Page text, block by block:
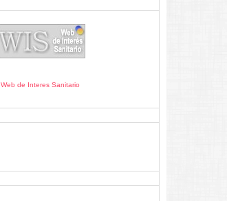
Web de Interes Sanitario